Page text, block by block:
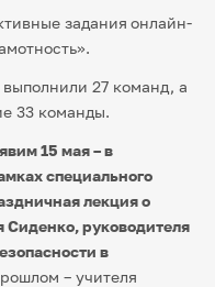
Входзадания онлайн-
27 команд, а
33 команды.
15 мая – в
специального
лекция о
Сиденко, руководителя
в
– учителя